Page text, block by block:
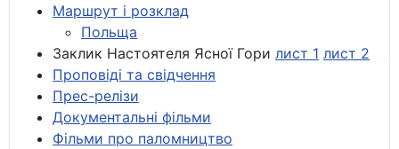
Маршрут і розклад
Польща
Заклик Настоятеля Ясної Гори лист 1 лист 2
Проповіді та свідчення
Прес-релізи
Документальні фільми
Фільми про паломництво